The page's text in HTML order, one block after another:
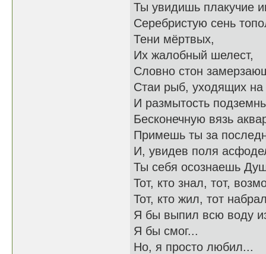
Ты увидишь плакучие
Серебристую сень
Тени мёртвых,
Их жалобный шелест,
Словно стон
Стаи рыб, уходящих на
И размытость
Бесконечную вязь
Примешь ты за
И, увидев поля
Ты себя осознаешь
Тот, кто знал, тот,
Тот, кто жил, тот
Я бы выпил всю воду
Я бы смог...
Но, я просто любил...